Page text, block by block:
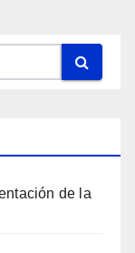
de la